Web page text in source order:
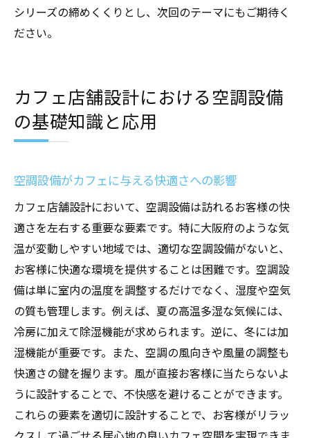
プローチ
シリーズの締めくくりとし、次回のテーマにもご期待く
ださい。
カフェ店舗設計における空調設備
の基礎知識と応用
空調設備がカフェに与える快適さへの影響
カフェ店舗設計において、空調設備は訪れるお客様の快
適さを左右する重要な要素です。特に大阪府のような気
温が変動しやすい地域では、適切な空調設備がないと、
お客様に快適な環境を提供することは困難です。空調設
備は単に室内の温度を調整するだけでなく、湿度や空気
の質も管理します。例えば、夏の高温多湿な気候には、
冷房に加えて除湿機能が求められます。逆に、冬には加
湿機能が重要です。また、空調の風向きや風量の調整も
快適さの鍵を握ります。風が直接お客様に当たらないよ
うに設計することで、不快感を避けることができます。
これらの要素を適切に設計することで、お客様がリラッ